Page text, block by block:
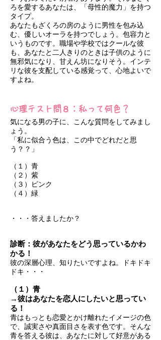
ろを愛するあなたは、「母性的魔力」を持つ
タイプ。
あなたもざくろの房のように男性を包み込
む、優しいオーラを持つでしょう。包容力と
いうものです。職場や学校ではクールな彼
も、あなたと二人きりのときは子供のように
無邪気になり、甘えん坊になりそう。インテ
リな彼を支配している感覚って、心地よいで
すよね。
心理テスト問８：私って何色？
気になる男の子に、こんな質問をしてみまし
ょう。
「私に似合う色は、この中でどれだと思
う？？」
（１）青
（２）紫
（３）ピンク
（４）緑
・・・答えましたか？
診断：彼があなたをどう思っているかわ
かる！
彼の深層心理、知りたいですよね。ドキドキ
ドキ・・・
（１）青
→彼はあなたを恋人にしたいと思ってい
る！
青はもっとも恋愛とかけ離れたイメージの色
で、誠実さや真面目さを表す色です。そんな
青を答える彼は、あなたに対して好意がある